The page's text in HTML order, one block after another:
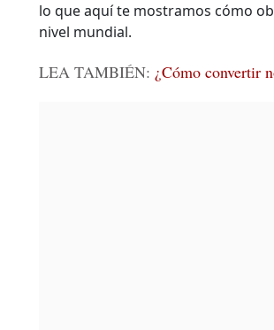
lo que aquí te mostramos cómo
nivel mundial.
LEA TAMBIÉN: ¿Cómo convertir